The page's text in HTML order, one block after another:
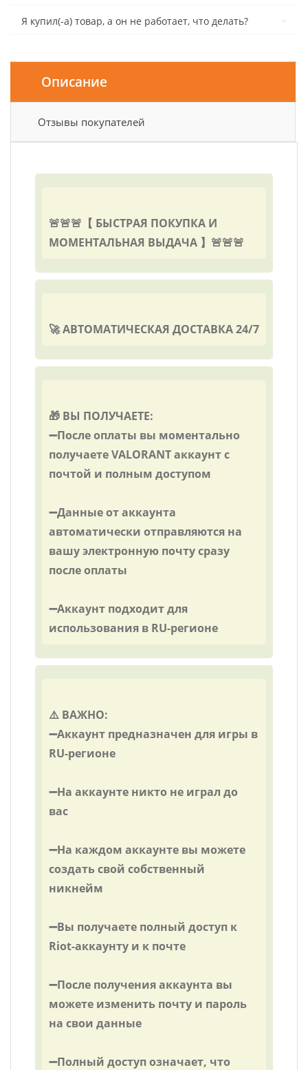
Я купил(-а) товар, а он не работает, что делать?
Описание
Отзывы покупателей
🚨🚨🚨【 БЫСТРАЯ ПОКУПКА И
МОМЕНТАЛЬНАЯ ВЫДАЧА 】🚨🚨🚨
🚀 АВТОМАТИЧЕСКАЯ ДОСТАВКА 24/7
🎁 ВЫ ПОЛУЧАЕТЕ:
➖После оплаты вы моментально
получаете VALORANT аккаунт с
почтой и полным доступом
➖Данные от аккаунта
автоматически отправляются на
вашу электронную почту сразу
после оплаты
➖Аккаунт подходит для
использования в RU-регионе
⚠️ ВАЖНО:
➖Аккаунт предназначен для игры в
RU-регионе
➖На аккаунте никто не играл до
вас
➖На каждом аккаунте вы можете
создать свой собственный
никнейм
➖Вы получаете полный доступ к
Riot-аккаунту и к почте
➖После получения аккаунта вы
можете изменить почту и пароль
на свои данные
➖Полный доступ означает, что